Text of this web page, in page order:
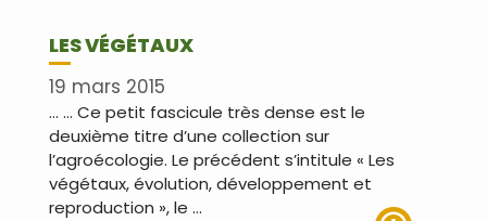
LES VÉGÉTAUX
19 mars 2015
… … Ce petit fascicule très dense est le
deuxième titre d’une collection sur
l’agroécologie. Le précédent s’intitule « Les
végétaux, évolution, développement et
reproduction », le …